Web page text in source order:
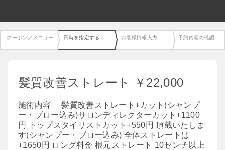
クーポン／メニュー 日時を指定する お客様情報入力 予約内容の確認
髪質改善ストレート ￥22,000
施術内容
髪質改善ストレート+カット(シャンプ
ー・ブロー込み)サロンディレクターカット+1100
円 トップスタイリストカット+550円 頂戴いたしま
す(シャンプー・ブロー込み) 全体ストレートは
+1650円 ロング料金 根元ストレート 10センチ以上